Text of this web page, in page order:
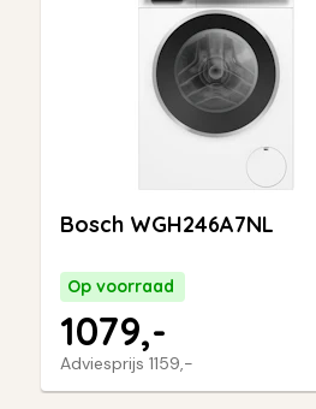
Bosch WGH246A7NL
Op voorraad
Adviesprijs 1159,-
1079,-